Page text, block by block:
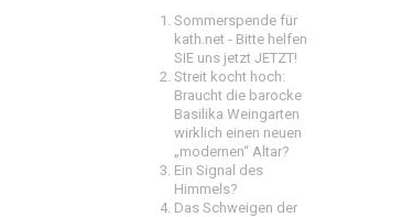
Sommerspende für
kath.net - Bitte helfen
SIE uns jetzt JETZT!
Streit kocht hoch:
Braucht die barocke
Basilika Weingarten
wirklich einen neuen
„modernen“ Altar?
Ein Signal des
Himmels?
Das Schweigen der